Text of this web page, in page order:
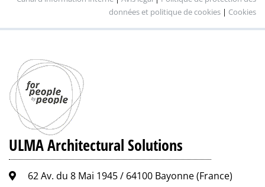
données et politique de cookies | Cookies
ULMA Architectural Solutions
62 Av. du 8 Mai 1945 / 64100 Bayonne (France)